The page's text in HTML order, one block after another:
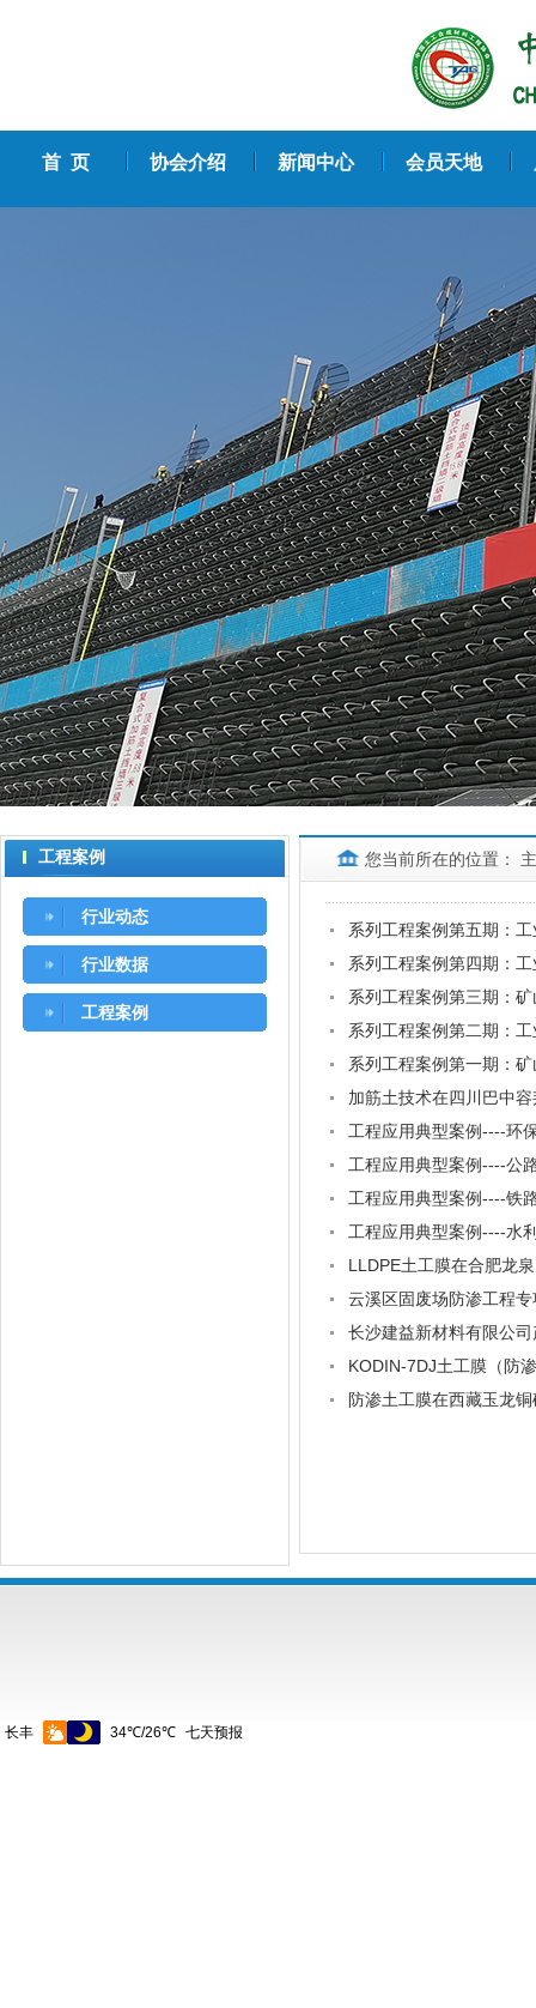
首 页 协会介绍 新闻中心 会员天地
工程案例
行业动态
行业数据
工程案例
您当前所在的位置：
系列工程案例第五期：
系列工程案例第四期：
系列工程案例第三期：
系列工程案例第二期：
系列工程案例第一期：
加筋土技术在四川巴中
工程应用典型案例----环
工程应用典型案例----公
工程应用典型案例----铁
工程应用典型案例----水
LLDPE土工膜在合肥龙
云溪区固废场防渗工程
长沙建益新材料有限公
KODIN-7DJ土工膜（防
防渗土工膜在西藏玉龙